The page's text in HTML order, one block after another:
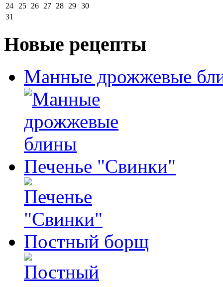
24 25 26 27 28 29 30
31
Новые рецепты
Манные дрожжевые
Печенье "Свинки"
Постный борщ